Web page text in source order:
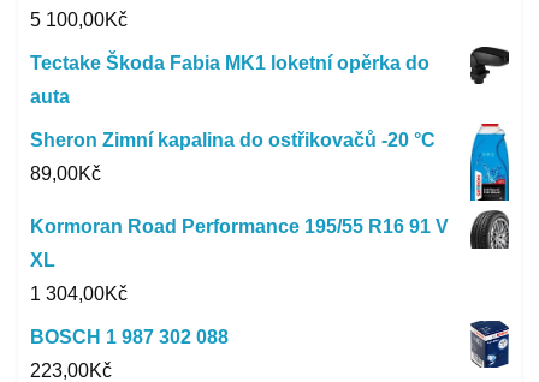
5 100,00Kč
Tectake Škoda Fabia MK1 loketní opěrka do
auta
Sheron Zimní kapalina do ostřikovačů -20 °C
89,00Kč
Kormoran Road Performance 195/55 R16 91 V
XL
1 304,00Kč
BOSCH 1 987 302 088
223,00Kč